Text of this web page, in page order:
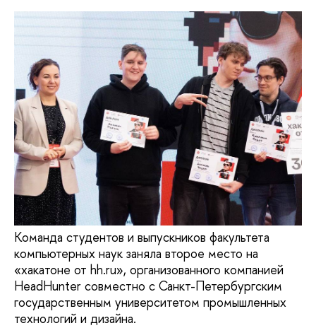
Команда студентов и выпускников факультета
компьютерных наук заняла второе место на
«хакатоне от hh.ru», организованного компанией
HeadHunter совместно с Санкт-Петербургским
государственным университетом промышленных
технологий и дизайна.